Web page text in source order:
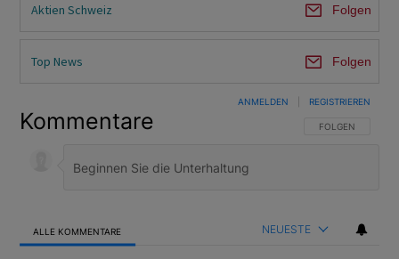
Aktien Schweiz Folgen
Top News Folgen
Kommentare FOLGE DIESER
FOLGEN
ANMELDEN REGISTRIEREN
ALLE KOMMENTARE NEUESTE